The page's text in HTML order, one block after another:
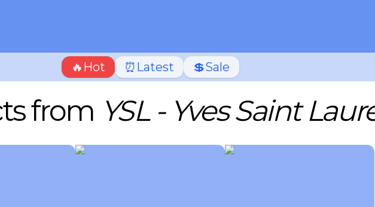
🔥Hot ⏰Latest 💲Sale
from YSL - Yves Saint